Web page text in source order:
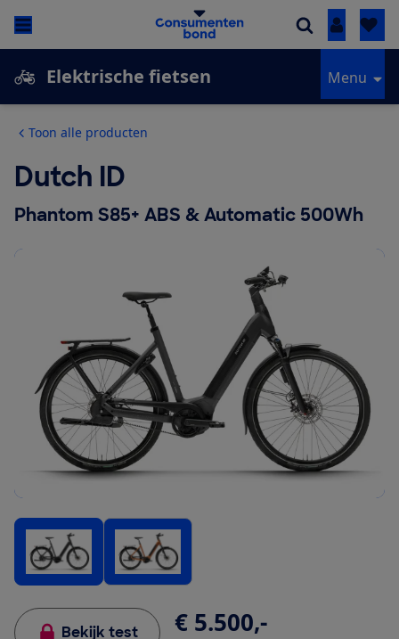
Inloggen
Elektrische fietsen Menu
Toon alle producten
Dutch ID
Phantom S85+ ABS & Automatic 500Wh
Bekijk test € 5.500,-